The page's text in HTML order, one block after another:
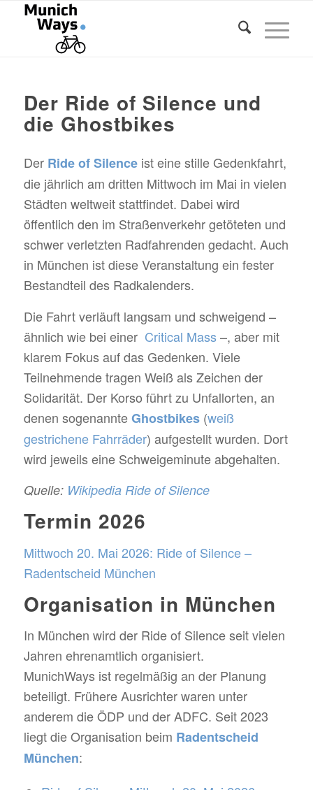
Der Ride of Silence und
die Ghostbikes
Der Ride of Silenceist eine stille Gedenkfahrt,
die jährlich am dritten Mittwoch im Mai in vielen
Städten weltweit stattfindet. Dabei wird
öffentlich den im Straßenverkehr getöteten und
schwer verletzten Radfahrenden gedacht. Auch
in München ist diese Veranstaltung ein fester
Bestandteil des Radkalenders.
Die Fahrt verläuft langsam und schweigend –
ähnlich wie bei einer Critical Mass–, aber mit
klarem Fokus auf das Gedenken. Viele
Teilnehmende tragen Weiß als Zeichen der
Solidarität. Der Korso führt zu Unfallorten, an
denen sogenannteGhostbikes (weiß
gestrichene Fahrräder) aufgestellt wurden. Dort
wird jeweils eine Schweigeminute abgehalten.
Quelle: Wikipedia Ride of Silence
Termin 2026
Mittwoch 20. Mai 2026: Ride of Silence –
Radentscheid München
Organisation in München
In München wird der Ride of Silence seit vielen
Jahren ehrenamtlich organisiert.
MunichWays ist regelmäßig an der Planung
beteiligt. Frühere Ausrichter waren unter
anderem die ÖDP und der ADFC. Seit 2023
liegt die Organisation beim Radentscheid
München: